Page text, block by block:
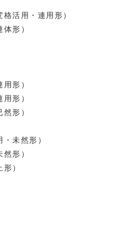
活用・連用形）
形）
形）
形）
形）
未然形）
形）
）